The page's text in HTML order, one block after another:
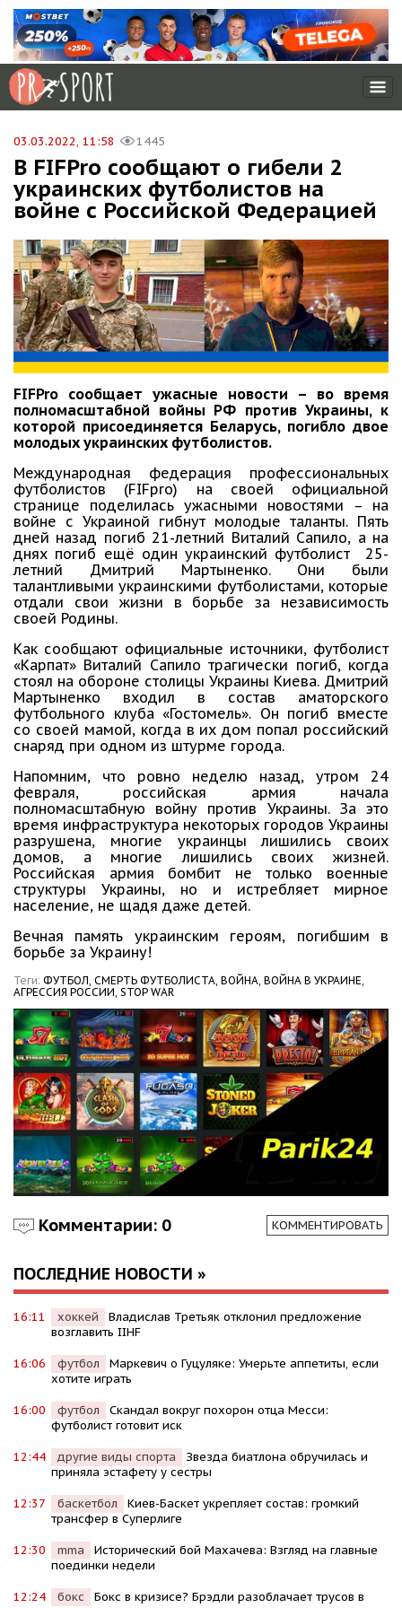
03.03.2022, 11:58 1445
В FIFPro сообщают о гибели 2
украинских футболистов на
войне с Российской Федерацией
FIFPro сообщает ужасные новости – во время
полномасштабной войны РФ против Украины, к
которой присоединяется Беларусь, погибло двое
молодых украинских футболистов.
Международная федерация профессиональных
футболистов (FIFpro) на своей официальной
странице поделилась ужасными новостями – на
войне с Украиной гибнут молодые таланты. Пять
дней назад погиб 21-летний Виталий Сапило, а на
днях погиб ещё один украинский футболист 25-
летний Дмитрий Мартыненко. Они были
талантливыми украинскими футболистами, которые
отдали свои жизни в борьбе за независимость
своей Родины.
Как сообщают официальные источники, футболист
«Карпат» Виталий Сапило трагически погиб, когда
стоял на обороне столицы Украины Киева. Дмитрий
Мартыненко входил в состав аматорского
футбольного клуба «Гостомель». Он погиб вместе
со своей мамой, когда в их дом попал российский
снаряд при одном из штурме города.
Напомним, что ровно неделю назад, утром 24
февраля, российская армия начала
полномасштабную войну против Украины. За это
время инфраструктура некоторых городов Украины
разрушена, многие украинцы лишились своих
домов, а многие лишились своих жизней.
Российская армия бомбит не только военные
структуры Украины, но и истребляет мирное
население, не щадя даже детей.
Вечная память украинским героям, погибшим в
борьбе за Украину!
Теги: ФУТБОЛ, СМЕРТЬ ФУТБОЛИСТА, ВОЙНА, ВОЙНА В УКРАИНЕ,
АГРЕССИЯ РОССИИ, STOP WAR
Комментарии: 0 КОММЕНТИРОВАТЬ
ПОСЛЕДНИЕ НОВОСТИ »
16:11 хоккей
Владислав Третьяк отклонил предложение
возглавить IIHF
16:06 футбол
Маркевич о Гуцуляке: Умерьте аппетиты, если
хотите играть
16:00 футбол
Скандал вокруг похорон отца Месси:
футболист готовит иск
12:44 другие виды спорта
Звезда биатлона обручилась и
приняла эстафету у сестры
12:37 баскетбол
Киев-Баскет укрепляет состав: громкий
трансфер в Суперлиге
12:30 mma
Исторический бой Махачева: Взгляд на главные
поединки недели
12:24 бокс
Бокс в кризисе? Брэдли разоблачает трусов в